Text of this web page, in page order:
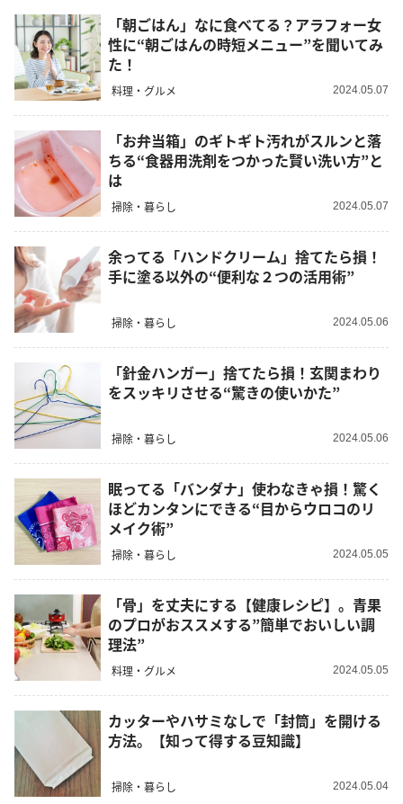
「朝ごはん」なに食べてる？アラフォー女
性に“朝ごはんの時短メニュー”を聞いてみ
た！
料理・グルメ 2024.05.07
「お弁当箱」のギトギト汚れがスルンと落
ちる“食器用洗剤をつかった賢い洗い方”と
は
掃除・暮らし 2024.05.07
余ってる「ハンドクリーム」捨てたら損！
手に塗る以外の“便利な２つの活用術”
掃除・暮らし 2024.05.06
「針金ハンガー」捨てたら損！玄関まわり
をスッキリさせる“驚きの使いかた”
掃除・暮らし 2024.05.06
眠ってる「バンダナ」使わなきゃ損！驚く
ほどカンタンにできる“目からウロコのリ
メイク術”
掃除・暮らし 2024.05.05
「骨」を丈夫にする【健康レシピ】。青果
のプロがおススメする”簡単でおいしい調
理法”
料理・グルメ 2024.05.05
カッターやハサミなしで「封筒」を開ける
方法。【知って得する豆知識】
掃除・暮らし 2024.05.04